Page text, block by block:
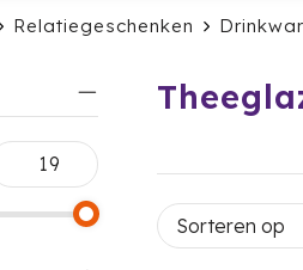
Relatiegeschenken